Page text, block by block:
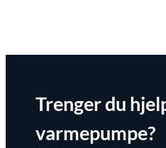
Trenger du
varmepumpe?